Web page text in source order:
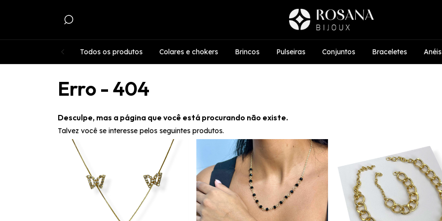
Todos os produtos Colares e chokers Brincos Pulseiras Conjuntos Braceletes Anéis
Erro - 404
Desculpe, mas a página que você está procurando não existe.
Talvez você se interesse pelos seguintes produtos.